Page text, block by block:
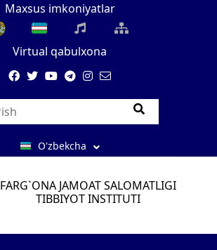
Maxsus imkoniyatlar
Virtual qabulxona
O'zbekcha
FARG`ONA JAMOAT SALOMATLIGI
TIBBIYOT INSTITUTI